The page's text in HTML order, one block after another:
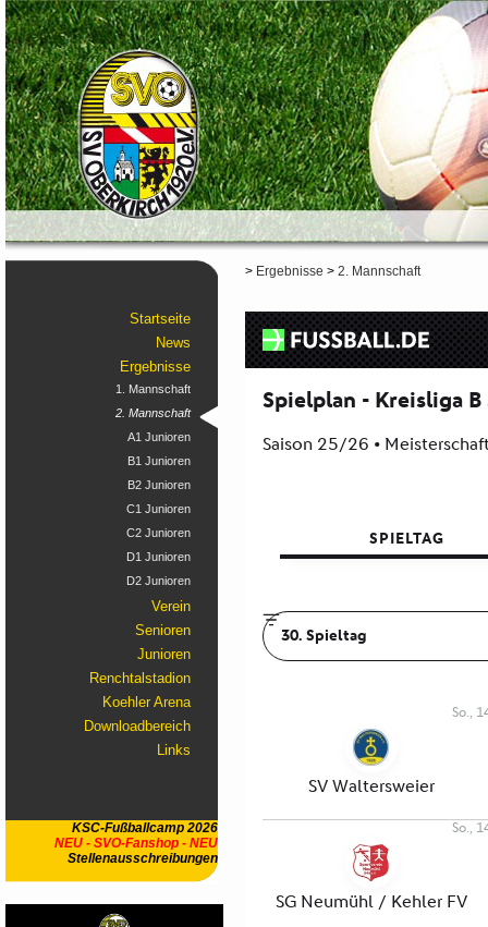
Startseite
News
Ergebnisse
1. Mannschaft
2. Mannschaft
A1 Junioren
B1 Junioren
B2 Junioren
C1 Junioren
C2 Junioren
D1 Junioren
D2 Junioren
Verein
Senioren
Junioren
Renchtalstadion
Koehler Arena
Downloadbereich
Links
KSC-Fußballcamp 2026
NEU - SVO-Fanshop - NEU
Stellenausschreibungen
> Ergebnisse > 2. Mannschaft